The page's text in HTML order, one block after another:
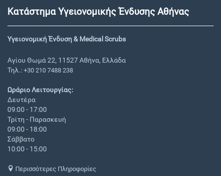
Κατάστημα Υγειονομικής Ένδυσης Αθήνας
Υγειονομική Ένδυση & Medical Scrubs
Αγίου Θωμά 22, 11527 Αθήνα, Ελλάδα
Τηλ.: +30 210 7488 238
Ωράριο Λειτουργίας:
Δευτέρα
09:00 - 17:00
Τρίτη - Παρασκευή
09:00 - 18:00
Σάββατο
10:00 - 15:00
Περισσότερες Πληροφορίες